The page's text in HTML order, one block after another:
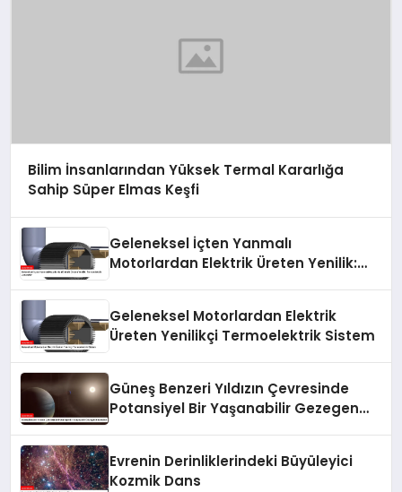
Bilim İnsanlarından Yüksek Termal Kararlığa
Sahip Süper Elmas Keşfi
Geleneksel İçten Yanmalı
Motorlardan Elektrik Üreten Yenilik:
Geleneksel Motorlardan Elektrik
Üreten Yenilikçi Termoelektrik Sistem
Güneş Benzeri Yıldızın Çevresinde
Potansiyel Bir Yaşanabilir Gezegen
Evrenin Derinliklerindeki Büyüleyici
Kozmik Dans